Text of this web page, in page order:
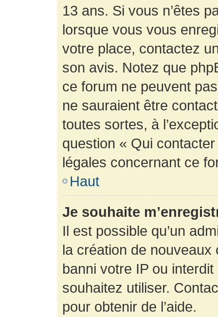
13 ans. Si vous n’êtes
lorsque vous vous
votre place, contactez
son avis. Notez que
ce forum ne peuvent
ne sauraient être
toutes sortes, à
question « Qui
légales concernant ce
Haut
Je souhaite
Il est possible qu’un
la création de
banni votre IP ou
souhaitez utiliser.
pour obtenir de l’aide.